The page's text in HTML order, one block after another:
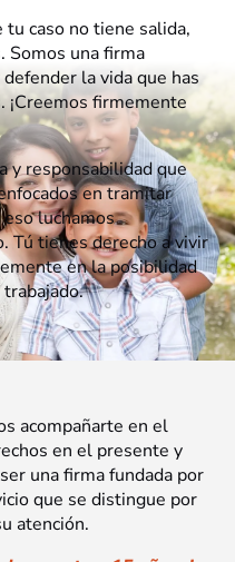
tu caso no tiene salida,
Somos una firma
la vida que has
¡Creemos firmemente
y responsabilidad que
en tramitar
luchamos
Tú tienes derecho a vivir
en la posibilidad
acompañarte en el
en el presente y
una firma fundada por
que se distingue por
atención.